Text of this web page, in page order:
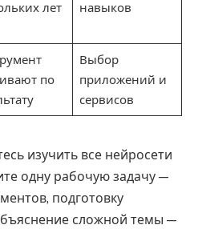
лет
навыков
по
Выбор
приложений и
сервисов
изучить все нейросети
одну рабочую задачу —
подготовку
сложной темы —